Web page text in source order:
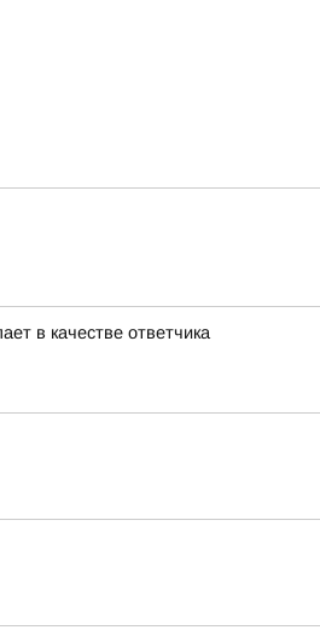
в качестве ответчика